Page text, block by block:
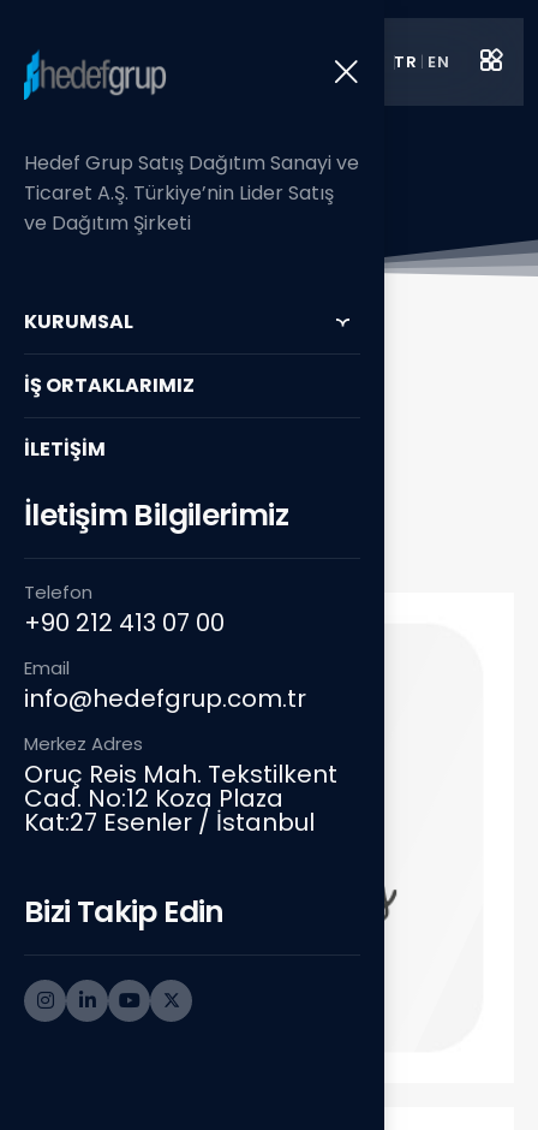
TR | EN
Hedef Grup Satış Dağıtım Sanayi ve
Ticaret A.Ş. Türkiye’nin Lider Satış
ve Dağıtım Şirketi
KURUMSAL
İŞ ORTAKLARIMIZ
İLETİŞİM
İletişim Bilgilerimiz
Telefon
+90 212 413 07 00
Email
info@hedefgrup.com.tr
Merkez Adres
Oruç Reis Mah. Tekstilkent
Cad. No:12 Koza Plaza
Kat:27 Esenler / İstanbul
Bizi Takip Edin
İş Ortaklarımız
Anasayfa / İş Ortaklarımız/ Target Trade
Markalarımız /
Ürünlerimiz